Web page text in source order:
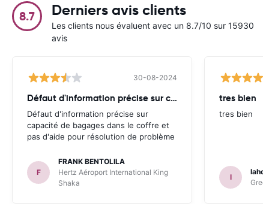
8.7 Derniers avis clients
Les clients nous évaluent avec un 8.7/10 sur 15930
avis
30-08-2024
Défaut d'information précise sur capacité
Défaut d'information précise sur
capacité de bagages dans le coffre et
pas d'aide pour résolution de problème
F
FRANK BENTOLILA
Hertz Aéroport International King
Shaka
tres bien
tres bien
l